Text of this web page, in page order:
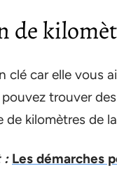
de
clé car elle vous
trouver
de kilomètres de
: Les démarches